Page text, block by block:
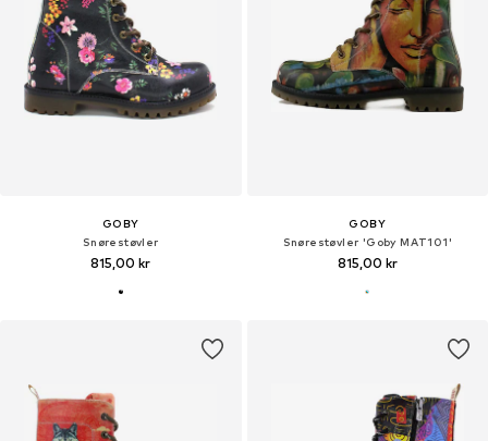
GOBY
Snørestøvler
815,00 kr
GOBY
Snørestøvler 'Goby MAT101'
815,00 kr